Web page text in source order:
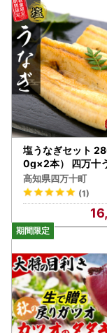
塩うなぎセット
0g×2本） 四万十
鰻 土用の丑の日 ／
01
高知県四万十町
(1)